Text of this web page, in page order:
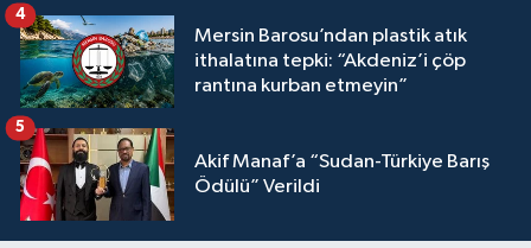
Mersin Barosu’ndan plastik atık
ithalatına tepki: “Akdeniz’i çöp
rantına kurban etmeyin”
4
Akif Manaf’a “Sudan-Türkiye Barış
Ödülü” Verildi
5